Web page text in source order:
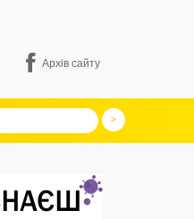
Архів сайту